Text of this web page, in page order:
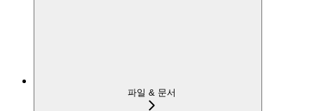
파일 & 문서